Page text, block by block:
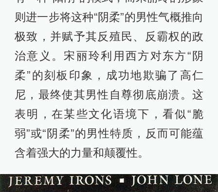
则进一步将这种“阴柔”的男性气概推向
极致，并赋予其反殖民、反霸权的政
治意义。宋丽玲利用西方对东方“阴
柔”的刻板印象，成功地欺骗了高仁
尼，最终使其男性自尊彻底崩溃。这
表明，在某些文化语境下，看似“脆
弱”或“阴柔”的男性特质，反而可能蕴
含着强大的力量和颠覆性。